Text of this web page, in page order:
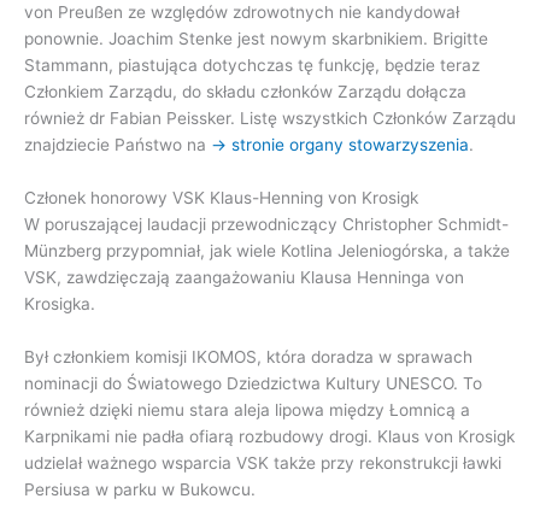
von Preußen ze względów zdrowotnych nie kandydował
ponownie. Joachim Stenke jest nowym skarbnikiem. Brigitte
Stammann, piastująca dotychczas tę funkcję, będzie teraz
Członkiem Zarządu, do składu członków Zarządu dołącza
również dr Fabian Peissker. Listę wszystkich Członków Zarządu
znajdziecie Państwo na → stronie organy stowarzyszenia.
Członek honorowy VSK Klaus-Henning von Krosigk
W poruszającej laudacji przewodniczący Christopher Schmidt-
Münzberg przypomniał, jak wiele Kotlina Jeleniogórska, a także
VSK, zawdzięczają zaangażowaniu Klausa Henninga von
Krosigka.
Był członkiem komisji IKOMOS, która doradza w sprawach
nominacji do Światowego Dziedzictwa Kultury UNESCO. To
również dzięki niemu stara aleja lipowa między Łomnicą a
Karpnikami nie padła ofiarą rozbudowy drogi. Klaus von Krosigk
udzielał ważnego wsparcia VSK także przy rekonstrukcji ławki
Persiusa w parku w Bukowcu.